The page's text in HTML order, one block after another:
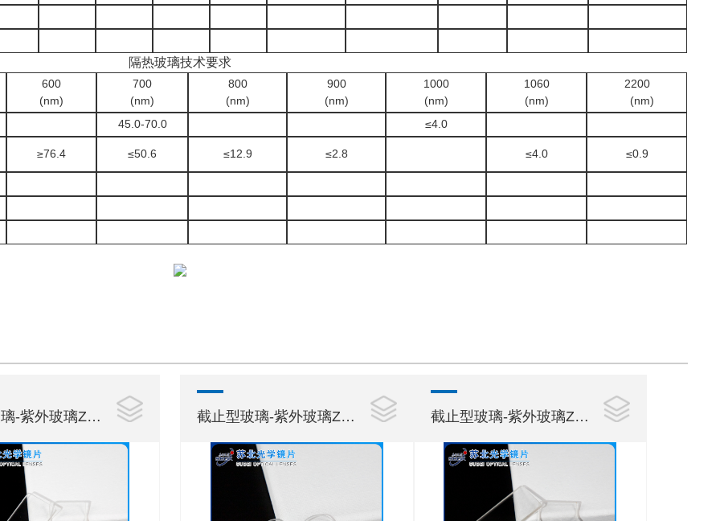
隔热玻璃技术要求
600
(nm)
700
(nm)
800
(nm)
900
(nm)
1000
(nm)
1060
(nm)
2200
(nm)
45.0-70.0
≤4.0
≥76.4 ≤50.6 ≤12.9 ≤2.8 ≤4.0 ≤0.9
外玻璃ZJB280 截止型玻璃-紫外玻璃ZJB300 截止型玻璃-紫外玻璃ZJB320